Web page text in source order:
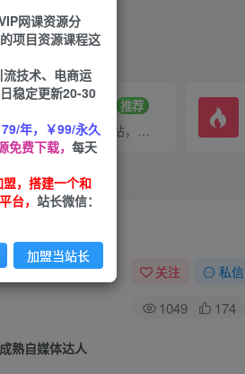
招募站长 推荐
搭建同款网站，自己当老板
关注 私信
1049 174
熟自媒体达人
网课资源分
项目资源课程这
技术、电商运
稳定更新20-30
79/年，￥99/永久
免费下载， 每天
，搭建一个和
台， 站长微信：
加盟当站长